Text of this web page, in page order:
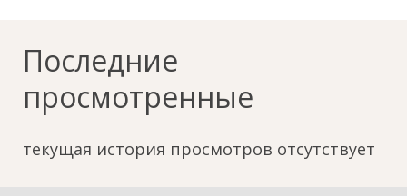
Последние
просмотренные
текущая история просмотров отсутствует